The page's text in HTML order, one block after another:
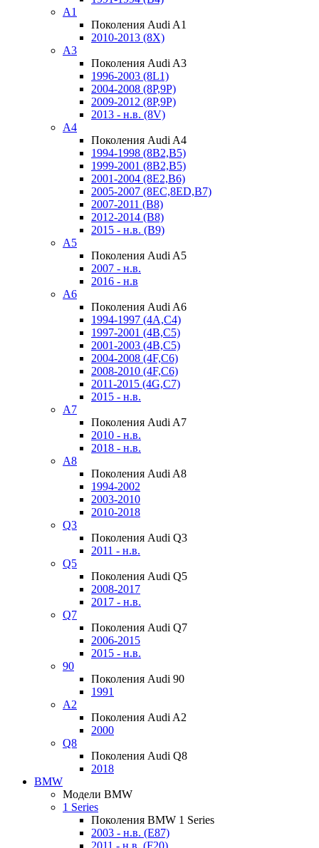
A1
Поколения Audi A1
2010-2013 (8X)
A3
Поколения Audi A3
1996-2003 (8L1)
2004-2008 (8P,9P)
2009-2012 (8P,9P)
2013 - н.в. (8V)
A4
Поколения Audi A4
1994-1998 (8B2,B5)
1999-2001 (8B2,B5)
2001-2004 (8E2,B6)
2005-2007 (8EC,8ED,B7)
2007-2011 (B8)
2012-2014 (B8)
2015 - н.в. (B9)
A5
Поколения Audi A5
2007 - н.в.
2016 - н.в
A6
Поколения Audi A6
1994-1997 (4A,C4)
1997-2001 (4B,C5)
2001-2003 (4B,C5)
2004-2008 (4F,C6)
2008-2010 (4F,C6)
2011-2015 (4G,C7)
2015 - н.в.
A7
Поколения Audi A7
2010 - н.в.
2018 - н.в.
A8
Поколения Audi A8
1994-2002
2003-2010
2010-2018
Q3
Поколения Audi Q3
2011 - н.в.
Q5
Поколения Audi Q5
2008-2017
2017 - н.в.
Q7
Поколения Audi Q7
2006-2015
2015 - н.в.
90
Поколения Audi 90
1991
A2
Поколения Audi A2
2000
Q8
Поколения Audi Q8
2018
BMW
Модели BMW
1 Series
Поколения BMW 1 Series
2003 - н.в. (E87)
2011 - н.в. (F20)